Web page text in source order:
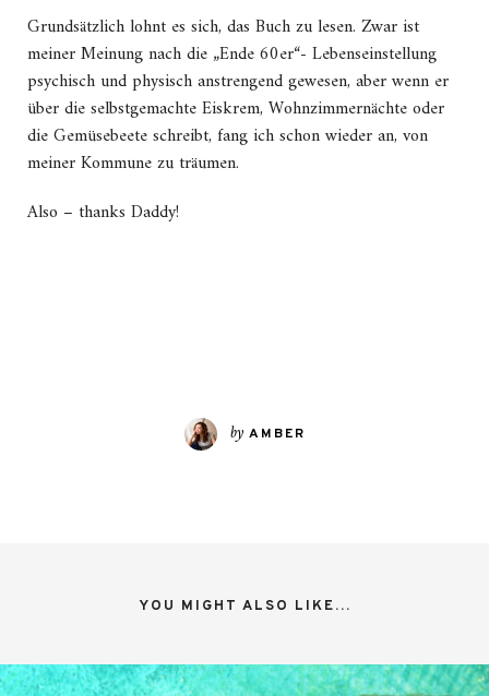
Grundsätzlich lohnt es sich, das Buch zu lesen. Zwar ist
meiner Meinung nach die „Ende 60er“- Lebenseinstellung
psychisch und physisch anstrengend gewesen, aber wenn er
über die selbstgemachte Eiskrem, Wohnzimmernächte oder
die Gemüsebeete schreibt, fang ich schon wieder an, von
meiner Kommune zu träumen.
Also – thanks Daddy!
by AMBER
YOU MIGHT ALSO LIKE...